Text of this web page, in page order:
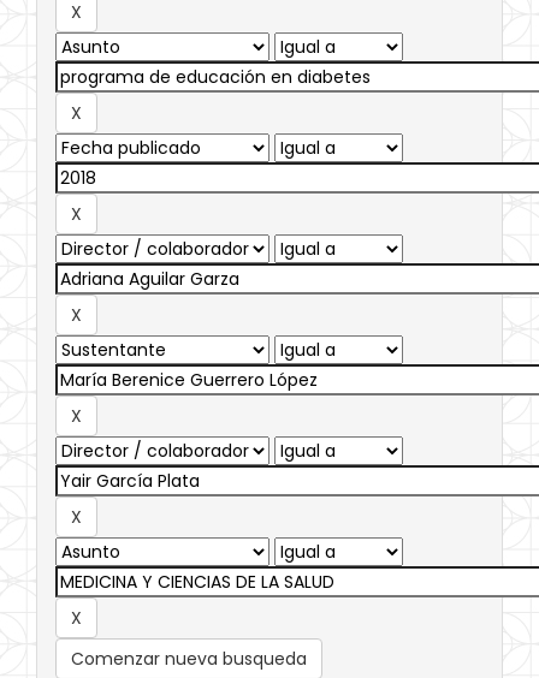
Comenzar nueva busqueda